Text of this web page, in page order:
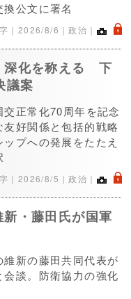
公文に署名
｜ 2026/8/6 ｜政治｜ .
深化を称える 下
議案
正常化70周年を記念
友好関係と包括的戦略
プへの発展をたたえ
｜ 2026/8/5 ｜政治｜ .
・藤田氏が国軍
維新の藤田共同代表が
会談。防衛協力の強化